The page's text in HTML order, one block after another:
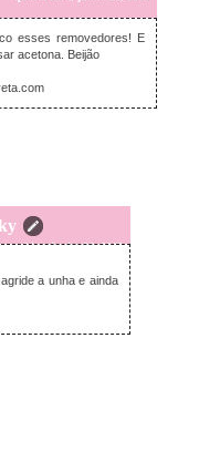
esses removedores! E
acetona. Beijão
feira, junho 26, 2013
a unha e ainda